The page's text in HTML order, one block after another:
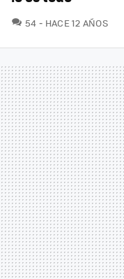
54 COMENTARIOS
HACE 12 AÑOS